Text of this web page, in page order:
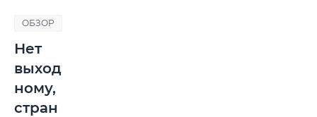
ОБЗОР
Нет
выход
ному,
стран